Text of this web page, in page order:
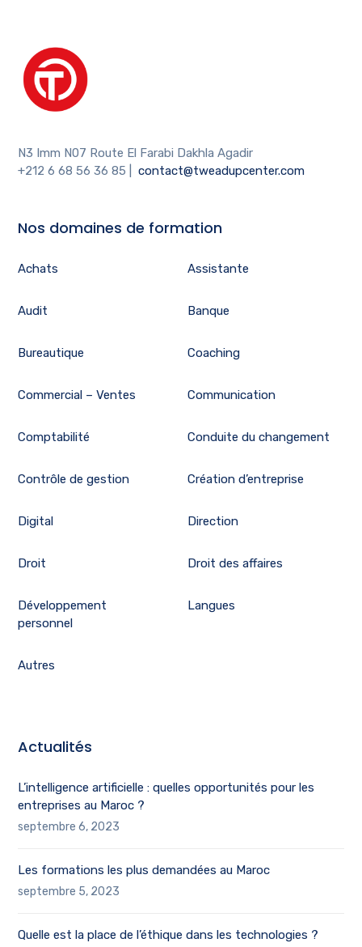
N3 Imm N07 Route El Farabi Dakhla Agadir
+212 6 68 56 36 85
|contact@tweadupcenter.com
Nos domaines de formation
Achats Assistante
Audit Banque
Bureautique Coaching
Commercial – Ventes Communication
Comptabilité Conduite du changement
Contrôle de gestion Création d’entreprise
Digital Direction
Droit Droit des affaires
Développement
personnel
Langues
Autres
Actualités
L’intelligence artificielle : quelles opportunités pour les
entreprises au Maroc ?
septembre 6, 2023
Les formations les plus demandées au Maroc
septembre 5, 2023
Quelle est la place de l’éthique dans les technologies ?